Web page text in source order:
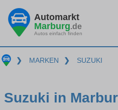
Automarkt
Marburg.de
Autos einfach finden
❯ MARKEN ❯ SUZUKI
Suzuki in